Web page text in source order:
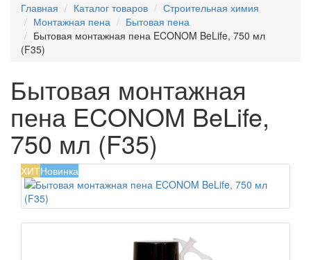
Главная Каталог товаров
Строительная химия
Монтажная пена
Бытовая пена
Бытовая монтажная пена ECONOM BeLife, 750 мл
(F35)
Бытовая монтажная
пена ECONOM BeLife,
750 мл (F35)
ХИТНовинка